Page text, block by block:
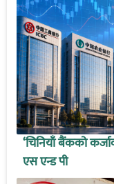
‘चिनियाँ बैंकको
एस एन्ड पी